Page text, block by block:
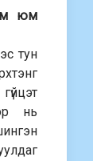
юм
тун
нь